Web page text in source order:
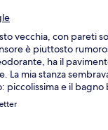
vecchia, con pareti
è piuttosto
ha il
La mia stanza
piccolissima e il
poi era sfondato
grande e